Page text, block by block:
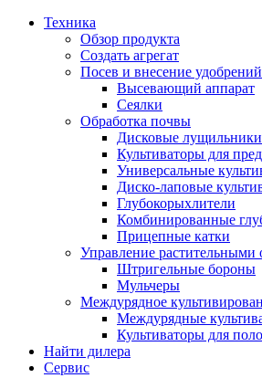
Техника
Обзор продукта
Создать агрегат
Посев и внесение удобрений
Высевающий аппарат
Сеялки
Oбработка почвы
Дисковые
Культиваторы для
Универсальные
Диско-лаповые
Глубокорыхлители
Комбинированные
Прицепные катки
Управление растительными
Штригельные бороны
Мульчеры
Междурядное
Междурядные
Культиваторы для
Найти дилера
Сервис